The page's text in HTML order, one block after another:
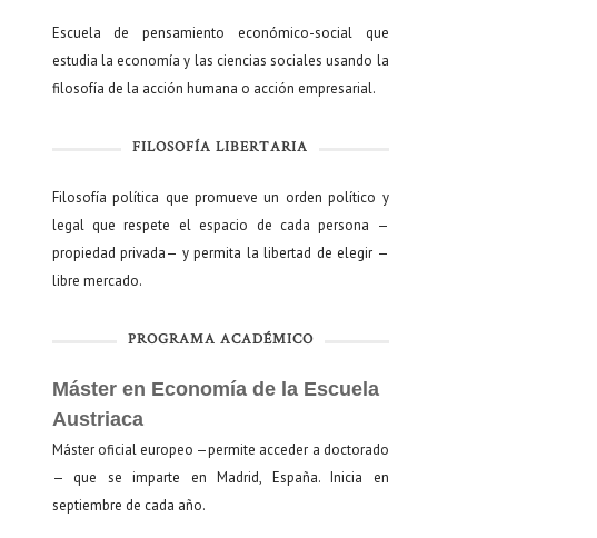
Escuela de pensamiento económico-social que
estudia la economía y las ciencias sociales usando la
filosofía de la acción humana o acción empresarial.
FILOSOFÍA LIBERTARIA
Filosofía política que promueve un orden político y
legal que respete el espacio de cada persona —
propiedad privada— y permita la libertad de elegir —
libre mercado.
PROGRAMA ACADÉMICO
Máster en Economía de la Escuela
Austriaca
Máster oficial europeo —permite acceder a doctorado
— que se imparte en Madrid, España. Inicia en
septiembre de cada año.